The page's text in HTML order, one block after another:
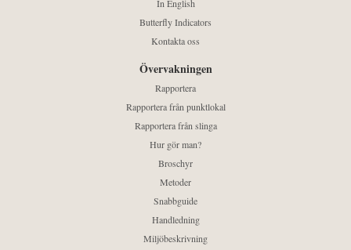
In English
Butterfly Indicators
Kontakta oss
Övervakningen
Rapportera
Rapportera från punktlokal
Rapportera från slinga
Hur gör man?
Broschyr
Metoder
Snabbguide
Handledning
Miljöbeskrivning